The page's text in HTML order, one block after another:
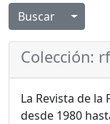
Colección:
La Revista de
desde 1980